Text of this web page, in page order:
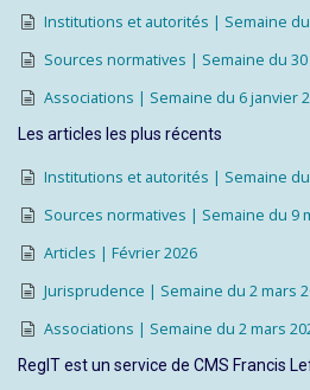
Institutions et autorités | Semaine
Sources normatives | Semaine du
Associations | Semaine du 6 janvier
Les articles les plus récents
Institutions et autorités | Semaine du
Sources normatives | Semaine du 9
Articles | Février 2026
Jurisprudence | Semaine du 2 mars
Associations | Semaine du 2 mars
RegIT est un service de CMS Francis